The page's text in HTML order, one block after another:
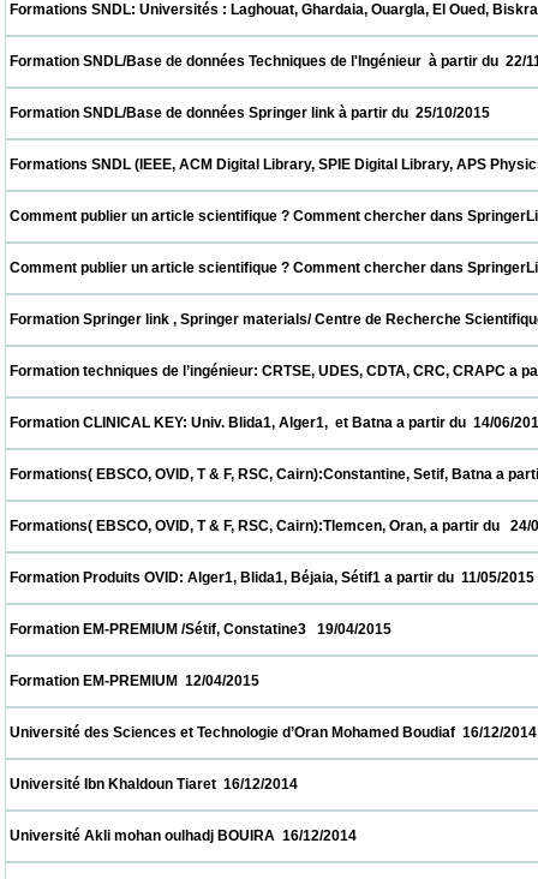
Formations SNDL: Universités : Laghouat, Ghardaia, Ouargla, El
Formation SNDL/Base de données Techniques de l'Ingénieur  à
Formation SNDL/Base de données Springer link à partir du  25/
Formations SNDL (IEEE, ACM Digital Library, SPIE Digital Library,
Comment publier un article scientifique ? Comment chercher dans
Comment publier un article scientifique ? Comment chercher dans
Formation Springer link , Springer materials/ Centre de Recherche
Formation techniques de l’ingénieur: CRTSE, UDES, CDTA, CRC,
Formation CLINICAL KEY: Univ. Blida1, Alger1,  et Batna a partir
Formations( EBSCO, OVID, T & F, RSC, Cairn):Constantine, Setif,
Formations( EBSCO, OVID, T & F, RSC, Cairn):Tlemcen, Oran, a
Formation Produits OVID: Alger1, Blida1, Béjaia, Sétif1 a partir
Formation EM-PREMIUM /Sétif, Constatine3   19/04/2015
Formation EM-PREMIUM  12/04/2015
Université des Sciences et Technologie d’Oran Mohamed
Université Ibn Khaldoun Tiaret  16/12/2014
Université Akli mohan oulhadj BOUIRA  16/12/2014